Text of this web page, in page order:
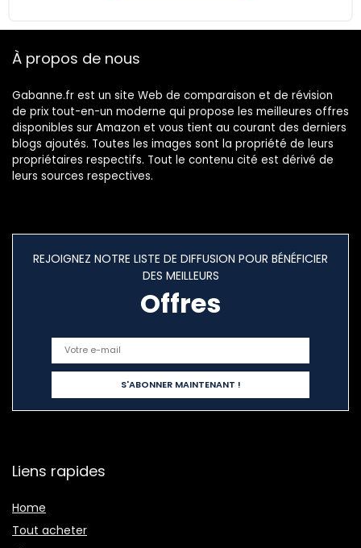
À propos de nous
Gabanne.fr est un site Web de comparaison et de révision
de prix tout-en-un moderne qui propose les meilleures offres
disponibles sur Amazon et vous tient au courant des derniers
blogs ajoutés. Toutes les images sont la propriété de leurs
propriétaires respectifs. Tout le contenu cité est dérivé de
leurs sources respectives.
REJOIGNEZ NOTRE LISTE DE DIFFUSION POUR BÉNÉFICIER
DES MEILLEURS
Offres
Liens rapides
Home
Tout acheter